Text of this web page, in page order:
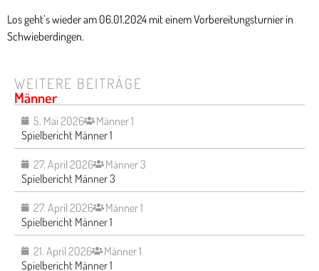
Los geht’s wieder am 06.01.2024 mit einem Vorbereitungsturnier in
Schwieberdingen.
WEITERE BEITRÄGE
Männer
5. Mai 2026
Männer 1
Spielbericht Männer 1
27. April 2026
Männer 3
Spielbericht Männer 3
27. April 2026
Männer 1
Spielbericht Männer 1
21. April 2026
Männer 1
Spielbericht Männer 1